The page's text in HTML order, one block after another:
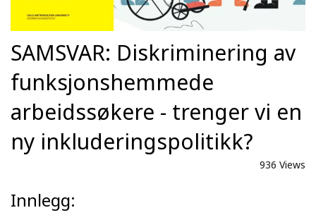
SAMSVAR: Diskriminering av
funksjonshemmede
arbeidssøkere - trenger vi en
ny inkluderingspolitikk?
936 Views
Innlegg: